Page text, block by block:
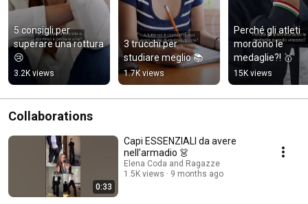
5 consigli per
superare una rottura
😢
3.2K views
3 trucchi per
studiare meglio 📚
1.7K views
Perché gli atleti
mordono le
medaglie?! 🥇
15K views
Collaborations
0:33
Capi ESSENZIALI da avere
nell’armadio 👗
Elena Coda and Ragazze
1.5K views
9 months ago